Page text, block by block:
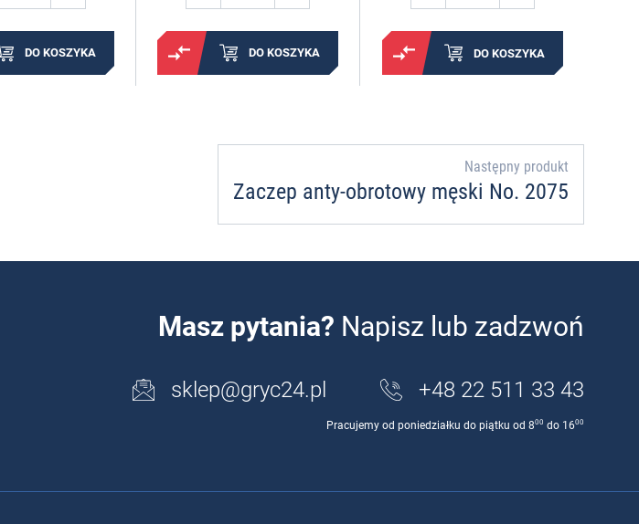
DO KOSZYKA DO KOSZYKA DO KOSZYKA
Następny produkt
Zaczep anty-obrotowy męski No. 2075
Masz pytania? Napisz lub zadzwoń
sklep@gryc24.pl +48 22 511 33 43
Pracujemy od poniedziałku do piątku od 800 do 1600